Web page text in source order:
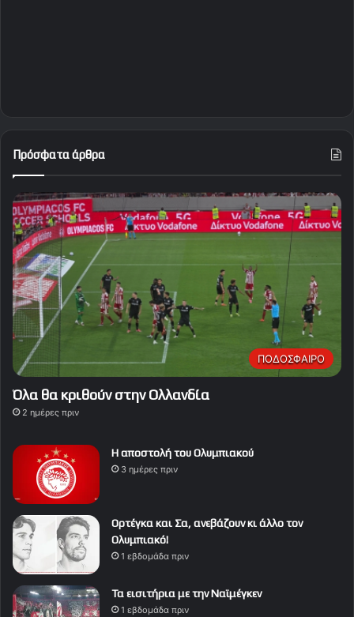
Πρόσφατα άρθρα
ΠΟΔΟΣΦΑΙΡΟ
Όλα θα κριθούν στην Ολλανδία
2 ημέρες πριν
Η αποστολή του Ολυμπιακού
3 ημέρες πριν
Ορτέγκα και Σα, ανεβάζουν κι άλλο τον
Ολυμπιακό!
1 εβδομάδα πριν
Τα εισιτήρια με την Ναϊμέγκεν
1 εβδομάδα πριν